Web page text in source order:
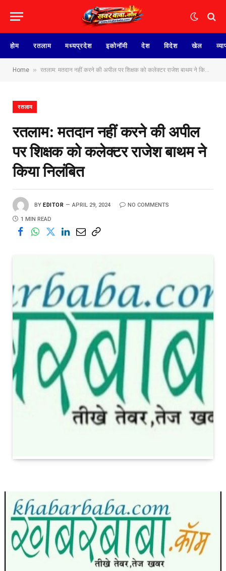
होम रतलाम मध्यप्रदेश इकोनॉमी देश विदेश खेल
Home » रतलाम: मतदान नहीं करने की अपील पर शिक्षक को कलेक्टर राजेश बाथम ने किया निलंबित
रतलाम
रतलाम: मतदान नहीं करने की अपील
पर शिक्षक को कलेक्टर राजेश बाथम ने
किया निलंबित
BY EDITOR APRIL 29, 2024 NO COMMENTS
1 MIN READ